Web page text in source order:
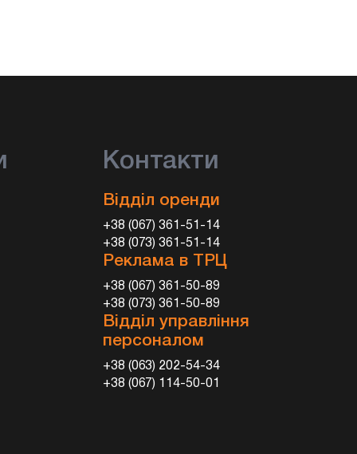
Контакти
Відділ оренди
+38 (067) 361-51-14
+38 (073) 361-51-14
Реклама в ТРЦ
+38 (067) 361-50-89
+38 (073) 361-50-89
Відділ управління
персоналом
+38 (063) 202-54-34
+38 (067) 114-50-01